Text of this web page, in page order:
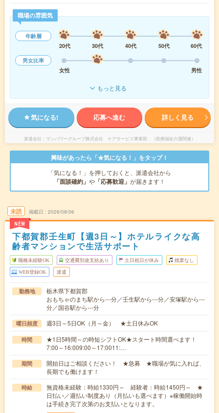
職場の雰囲気
年齢層
20代
30代 40代 50代
60代
男女比率
女性
男性
もっと見る
気になる! 応募へ進む 詳しく見る
派遣会社 マンパワーグループ株式会社 ケアサービス事業部 （医療福祉介護関連）
興味があったら「★気になる！」をタップ！
「気になる！」を押しておくと、派遣会社から
「面談確約」 や 「応募歓迎」 が届きます！
未読
NEW
掲載日 2026/08/06
下都賀郡壬生町【週3日～】ホテルライクな高
齢者マンションで生活サポート
職種未経験OK 交通費別途支給あり 土日祝日が休み 残業なし
WEB登録OK 派遣
勤務地
栃木県下都賀郡
おもちゃのまち駅から---分／壬生駅から---分／安塚駅から---
分／国谷駅から---分
曜日頻度 週3日～5日OK（月～金） ★土日休みOK
時間
★1日5時間～の時短シフトOK★スタート時間選べます！
7:00～16:009:00～17:0011:…
期間
開始日はご相談ください！ ★急募 ★職場が気に入れば、
長期でも働けます！
時給
無資格未経験：時給1330円～ 経験者：時給1450円～ ★
日払い／週払い制度あり（月払いも選べます）※稼働開始時
は手続き完了次第のお支払いとなります。